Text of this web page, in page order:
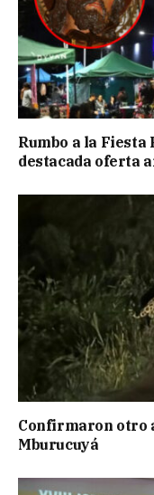
Rumbo a la Fiesta
destacada oferta
Confirmaron otro
Mburucuyá